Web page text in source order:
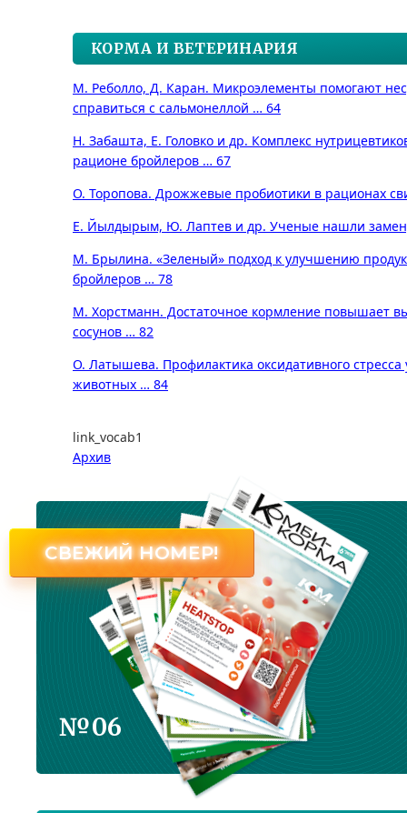
КОРМА И ВЕТЕРИНАРИЯ
М. Реболло, Д. Каран. Микроэлементы помогают
справиться с сальмонеллой … 64
Н. Забашта, Е. Головко и др. Комплекс
рационе бройлеров … 67
О. Торопова. Дрожжевые пробиотики в рационах
Е. Йылдырым, Ю. Лаптев и др. Ученые нашли
М. Брылина. «Зеленый» подход к улучшению
бройлеров … 78
М. Хорстманн. Достаточное кормление повышает
сосунов … 82
О. Латышева. Профилактика оксидативного стресса
животных … 84
link_vocab1
Архив
СВЕЖИЙ НОМЕР!
№06